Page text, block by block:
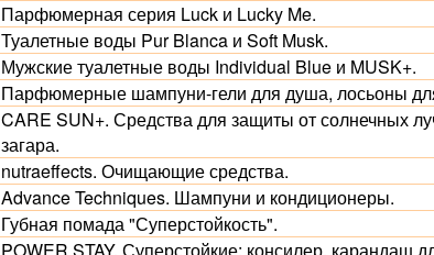
Парфюмерная серия Luck и Lucky Me.
Туалетные воды Pur Blanca и Soft Musk.
Мужские туалетные воды Individual Blue и MUSK+.
Парфюмерные шампуни-гели для душа, лосьоны
CARE SUN+. Средства для защиты от солнечных
загара.
nutraeffects. Очищающие средства.
Advance Techniques. Шампуни и кондиционеры.
Губная помада "Суперстойкость".